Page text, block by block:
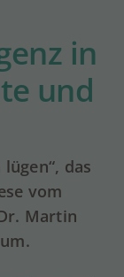
in
und
das
vom
Martin